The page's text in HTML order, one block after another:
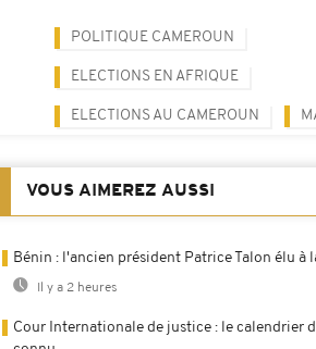
POLITIQUE CAMEROUN
ELECTIONS EN AFRIQUE
ELECTIONS AU CAMEROUN
VOUS AIMEREZ AUSSI
Bénin : l'ancien président Patrice Talon élu à
Il y a 2 heures
Cour Internationale de justice : le calendrier